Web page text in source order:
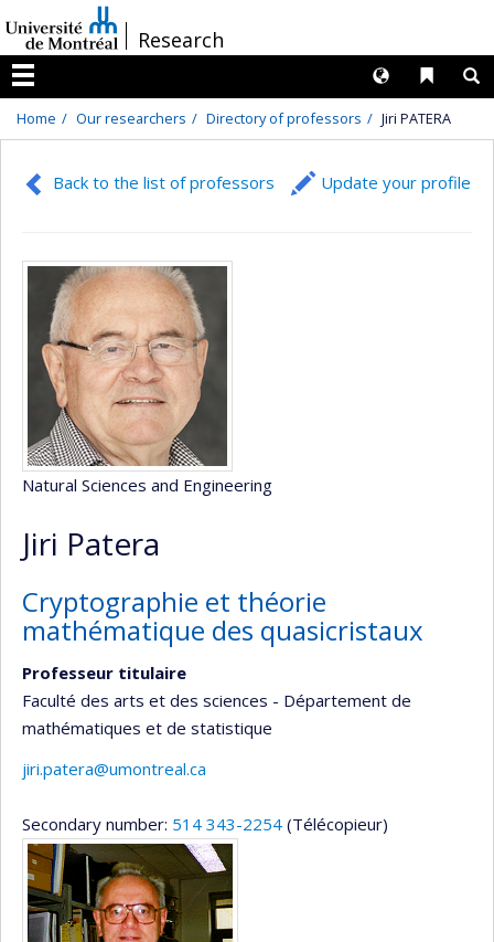
au
contenu
/Research
Menu
Liens
Langues
Home Our researchers Directory of professors Jiri PATERA
Back to the list of professors Update your profile
Natural Sciences and Engineering
Jiri Patera
Cryptographie et théorie
mathématique des quasicristaux
Professeur titulaire
Faculté des arts et des sciences - Département de
mathématiques et de statistique
jiri.patera@umontreal.ca
Secondary number: 514 343-2254 (Télécopieur)
Media